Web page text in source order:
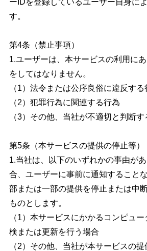
ーIDを登録しているユーザー自身に
す。
第4条（禁止事項）
1.ユーザーは、本サービスの利用に
をしてはなりません。
（1）法令または公序良俗に違反する
（2）犯罪行為に関連する行為
（3）その他、当社が不適切と判断す
第5条（本サービスの提供の停止等）
1.当社は、以下のいずれかの事由が
合、ユーザーに事前に通知すること
部または一部の提供を停止または中
ものとします。
（1）本サービスにかかるコンピュ
検または更新を行う場合
（2）その他、当社が本サービスの